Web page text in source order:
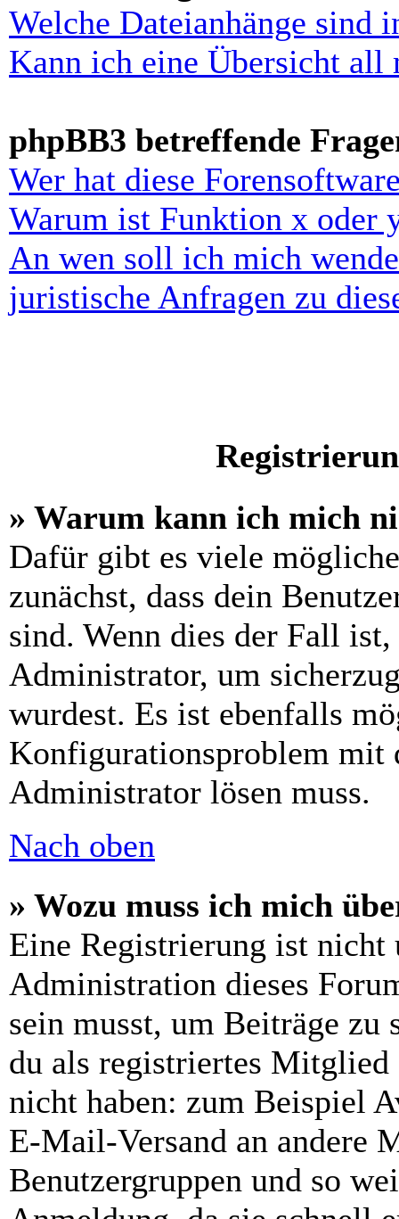
Welche Dateianhänge sind
Kann ich eine Übersicht all
phpBB3 betreffende
Wer hat diese
Warum ist Funktion x oder
An wen soll ich mich
juristische Anfragen zu
» Warum kann ich mich
Dafür gibt es viele
zunächst, dass dein
sind. Wenn dies der Fall
Administrator, um
wurdest. Es ist ebenfalls
Konfigurationsproblem mit
Administrator lösen muss.
Nach oben
» Wozu muss ich mich
Eine Registrierung ist
Administration dieses
sein musst, um Beiträge
du als registriertes Mitglied
nicht haben: zum Beispiel
E-Mail-Versand an andere
Benutzergruppen und so